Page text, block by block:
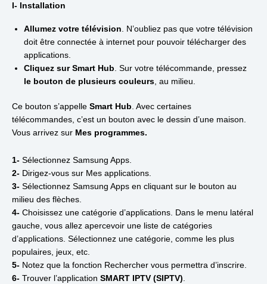
I- Installation
Allumez votre télévision . N’oubliez pas que votre télévision
doit être connectée à internet pour pouvoir télécharger des
applications.
Cliquez sur Smart Hub . Sur votre télécommande, pressez
le bouton de plusieurs couleurs , au milieu.
Ce bouton s’appelle Smart Hub. Avec certaines
télécommandes, c’est un bouton avec le dessin d’une maison.
Vous arrivez sur Mes programmes.
1- Sélectionnez Samsung Apps.
2- Dirigez-vous sur Mes applications.
3- Sélectionnez Samsung Apps en cliquant sur le bouton au
milieu des flèches.
4- Choisissez une catégorie d’applications. Dans le menu latéral
gauche, vous allez apercevoir une liste de catégories
d’applications. Sélectionnez une catégorie, comme les plus
populaires, jeux, etc.
5- Notez que la fonction Rechercher vous permettra d’inscrire.
6- Trouver l’application SMART IPTV (SIPTV).